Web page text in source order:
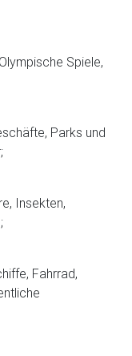
Spiele,
Parks und
Insekten,
Fahrrad,